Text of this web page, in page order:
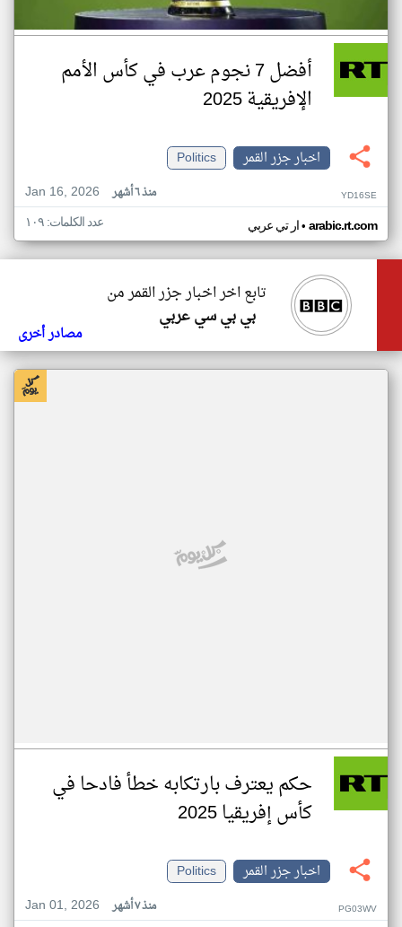
أفضل 7 نجوم عرب في كأس الأمم
الإفريقية 2025
اخبار جزر القمر
Politics
Jan 16, 2026
منذ ٦ أشهر YD16SE
ار تي عربي• arabic.rt.com عدد الكلمات: ١٠٩
تابع اخر اخبار جزر القمر من
بي بي سي عربي
مصادر أخرى
حكم يعترف بارتكابه خطأ فادحا في
كأس إفريقيا 2025
اخبار جزر القمر
Politics
Jan 01, 2026
منذ ٧ أشهر PG03WV